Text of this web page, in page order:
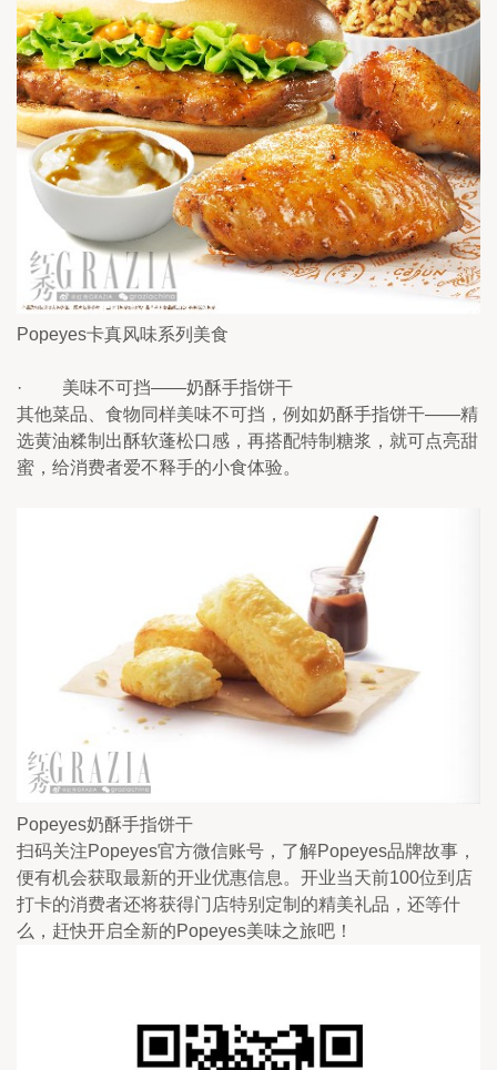
Popeyes卡真风味系列美食
·         美味不可挡——奶酥手指饼干
其他菜品、食物同样美味不可挡，例如奶酥手指饼干——精
选黄油糅制出酥软蓬松口感，再搭配特制糖浆，就可点亮甜
蜜，给消费者爱不释手的小食体验。
Popeyes奶酥手指饼干
扫码关注Popeyes官方微信账号，了解Popeyes品牌故事，
便有机会获取最新的开业优惠信息。开业当天前100位到店
打卡的消费者还将获得门店特别定制的精美礼品，还等什
么，赶快开启全新的Popeyes美味之旅吧！